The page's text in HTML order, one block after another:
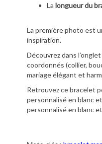
La longueur du
La première photo est
inspiration.
Découvrez dans
coordonnés (collier,
mariage élégant et
Retrouvez ce bracelet
personnalisé en blanc
personnalisé en blanc